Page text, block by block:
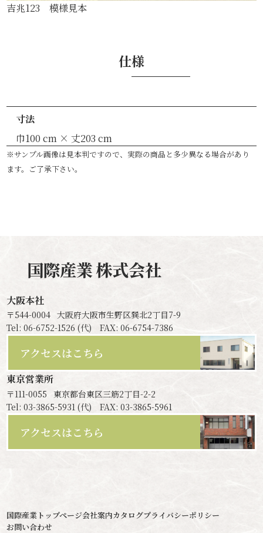
吉兆123 模様見本
仕様
寸法
巾100 cm × 丈203 cm
※サンプル画像は見本判ですので、実際の商品と多少異なる場合があり
ます。ご了承下さい。
国際産業株式会社
大阪本社
〒544-0004 大阪府大阪市生野区巽北2丁目7-9
Tel: 06-6752-1526 (代) FAX: 06-6754-7386
アクセスはこちら
東京営業所
〒111-0055
東京都台東区三筋2丁目-2-2
Tel: 03-3865-5931 (代) FAX: 03-3865-5961
アクセスはこちら
国際産業トップページ会社案内カタログプライバシーポリシー
お問い合わせ